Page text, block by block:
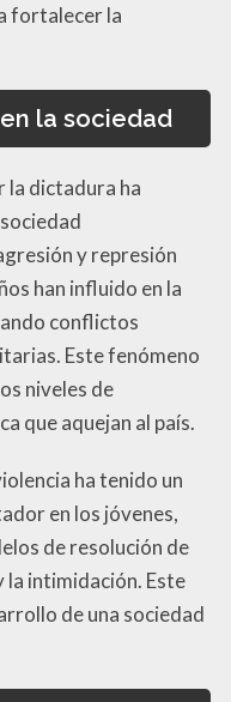
fortalecer la
la sociedad
la dictadura ha
y represión
han influido en la
conflictos
Este fenómeno
niveles de
que aquejan al país.
ha tenido un
en los jóvenes,
de resolución de
la intimidación. Este
de una sociedad